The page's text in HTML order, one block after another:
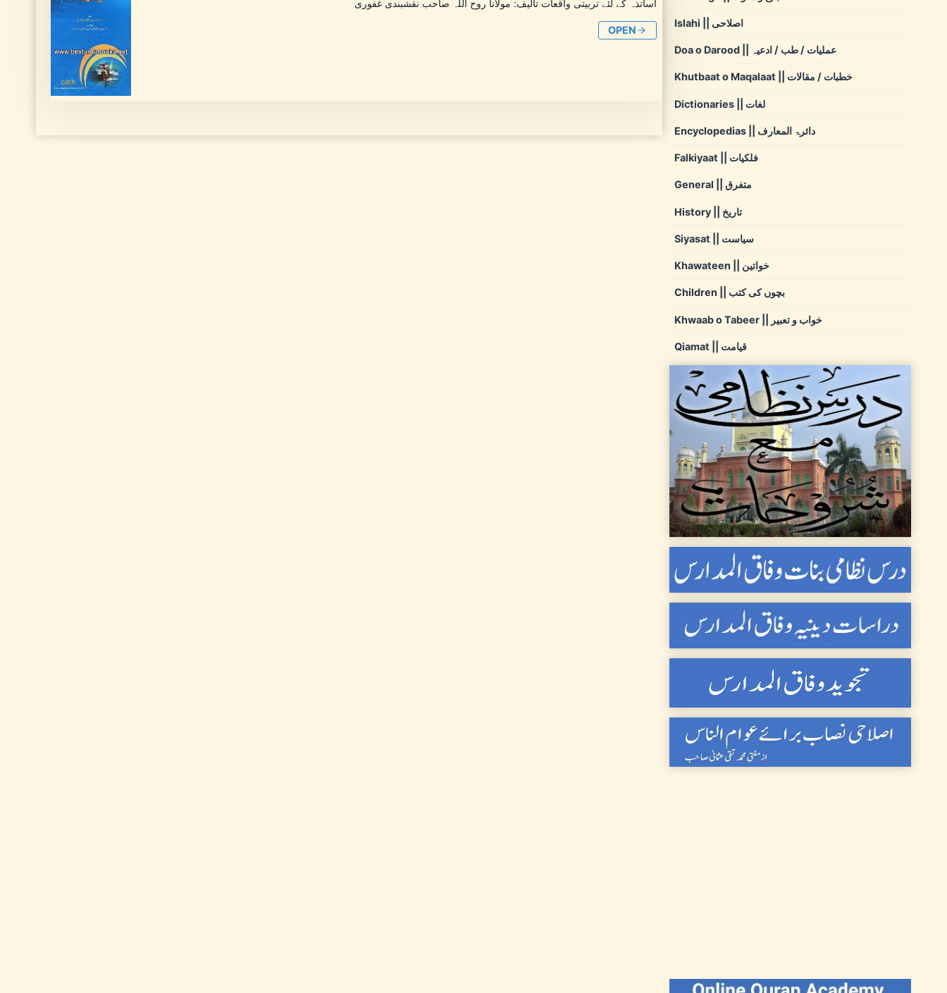
اساتذہ کے لئے تربیتی واقعات تالیف: مولانا روح اللہ صاحب نقشبندی غفوری
OPEN
Islahi || اصلاحی
Doa o Darood || عملیات / طب / ادعیہ
Khutbaat o Maqalaat || خطبات / مقالات
Dictionaries || لغات
Encyclopedias || دائرۃ المعارف
Falkiyaat || فلکیات
General || متفرق
History || تاریخ
Siyasat || سیاست
Khawateen || خواتین
Children || بچوں کی کتب
Khwaab o Tabeer || خواب و تعبیر
Qiamat || قیامت